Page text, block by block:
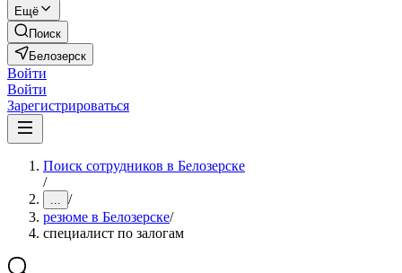
Ещё
Поиск
Белозерск
Войти
Войти
Зарегистрироваться
Поиск сотрудников в Белозерске
/
... /
резюме в Белозерске/
специалист по залогам